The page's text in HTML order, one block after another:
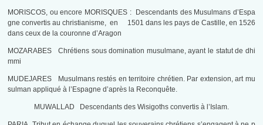
MORISCOS, ou encore MORISQUES : Descendants des Musulmans d’Espa
gne convertis au christianisme, en 1501 dans les pays de Castille, en 1526
dans ceux de la couronne d’Aragon
MOZARABES Chrétiens sous domination musulmane, ayant le statut de dhi
mmi
MUDEJARES Musulmans restés en territoire chrétien. Par extension, art mu
sulman appliqué à l’Espagne d’après la Reconquête.
MUWALLAD Descendants des Wisigoths convertis à l’Islam.